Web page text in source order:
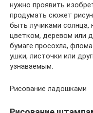
нужно проявить
продумать сюжет
быть лучиками
цветком, деревом или
бумаге просохла,
ушки, листочки или
узнаваемым.
Рисование ладошками